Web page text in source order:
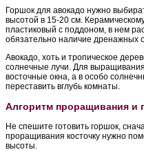
Горшок для авокадо нужно
высотой в 15-20 см.
пластиковый с поддоном, в нем
обязательно наличие дренажных
Авокадо, хоть и тропическое
солнечные лучи. Для
восточные окна, а в особо
переставить вглубь комнаты.
Алгоритм проращивания и
Не спешите готовить горшок,
проращивания косточку нужно
высоты.